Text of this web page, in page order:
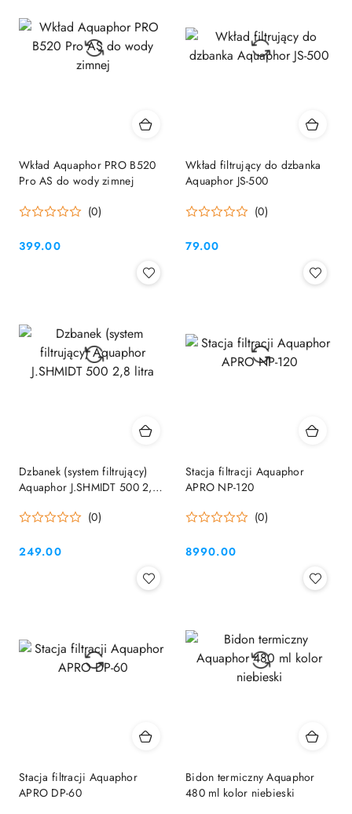
Wkład Aquaphor PRO B520
Pro AS do wody zimnej
(0)
Cena:
399.00
Wkład filtrujący do dzbanka
Aquaphor JS-500
(0)
Cena:
79.00
Dzbanek (system filtrujący)
Aquaphor J.SHMIDT 500 2,8
(0)
Cena:
249.00
Stacja filtracji Aquaphor
APRO NP-120
(0)
Cena:
8990.00
Stacja filtracji Aquaphor
APRO DP-60
Bidon termiczny Aquaphor
480 ml kolor niebieski